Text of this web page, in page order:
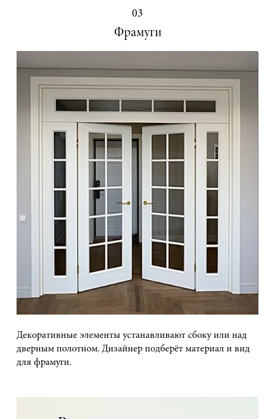
03
Фрамуги
Декоративные элементы устанавливают сбоку или над
дверным полотном. Дизайнер подберёт материал и вид
для фрамуги.